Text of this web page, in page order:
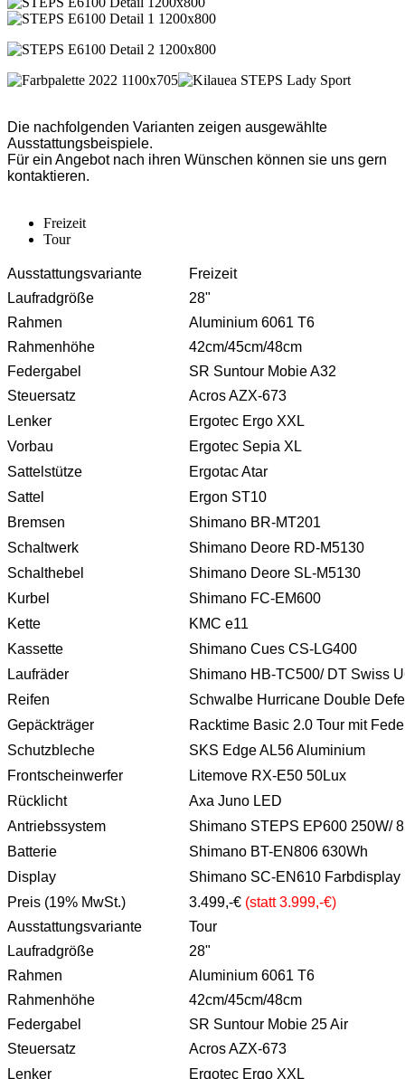
Die nachfolgenden Varianten zeigen ausgewählte
Ausstattungsbeispiele.
Für ein Angebot nach ihren Wünschen können sie uns gern
kontaktieren.
Freizeit
Tour
Ausstattungsvariante
Freizeit
Laufradgröße
28"
Rahmen
Aluminium 6061 T6
Rahmenhöhe
42cm/45cm/48cm
Federgabel
SR Suntour Mobie A32
Steuersatz
Acros AZX-673
Lenker
Ergotec Ergo XXL
Vorbau
Ergotec Sepia XL
Sattelstütze
Ergotac Atar
Sattel
Ergon ST10
Bremsen
Shimano BR-MT201
Schaltwerk
Shimano Deore RD-M5130
Schalthebel
Shimano Deore SL-M5130
Kurbel
Shimano FC-EM600
Kette
KMC e11
Kassette
Shimano Cues CS-LG400
Laufräder
Shimano HB-TC500/ DT Swiss
Reifen
Schwalbe Hurricane Double
Gepäckträger
Racktime Basic 2.0 Tour mit
Schutzbleche
SKS Edge AL56 Aluminium
Frontscheinwerfer
Litemove RX-E50 50Lux
Rücklicht
Axa Juno LED
Antriebssystem
Shimano STEPS EP600 250W/
Batterie
Shimano BT-EN806 630Wh
Display
Shimano SC-EN610 Farbdisplay
Preis (19% MwSt.)
3.499,-€ (statt 3.999,-€)
Ausstattungsvariante
Tour
Laufradgröße
28"
Rahmen
Aluminium 6061 T6
Rahmenhöhe
42cm/45cm/48cm
Federgabel
SR Suntour Mobie 25 Air
Steuersatz
Acros AZX-673
Lenker
Ergotec Ergo XXL